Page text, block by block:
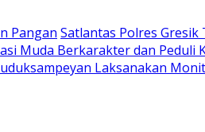
Pangan Satlantas Polres Gresik
Muda Berkarakter dan Peduli
Laksanakan